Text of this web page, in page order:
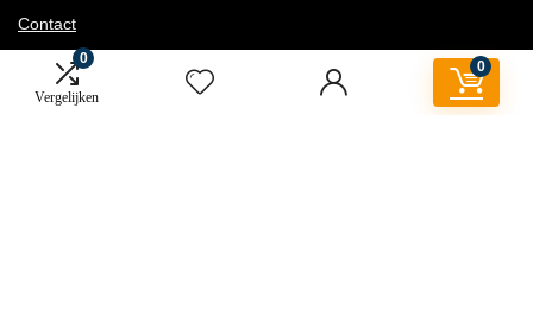
0
Vergelijken
0
Contact
Klantenservice
Over ons